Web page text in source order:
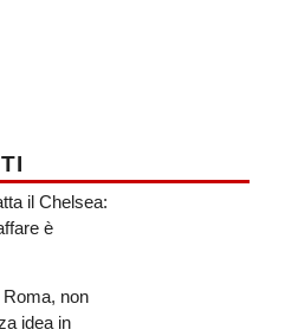
il Chelsea:
è
non
idea in